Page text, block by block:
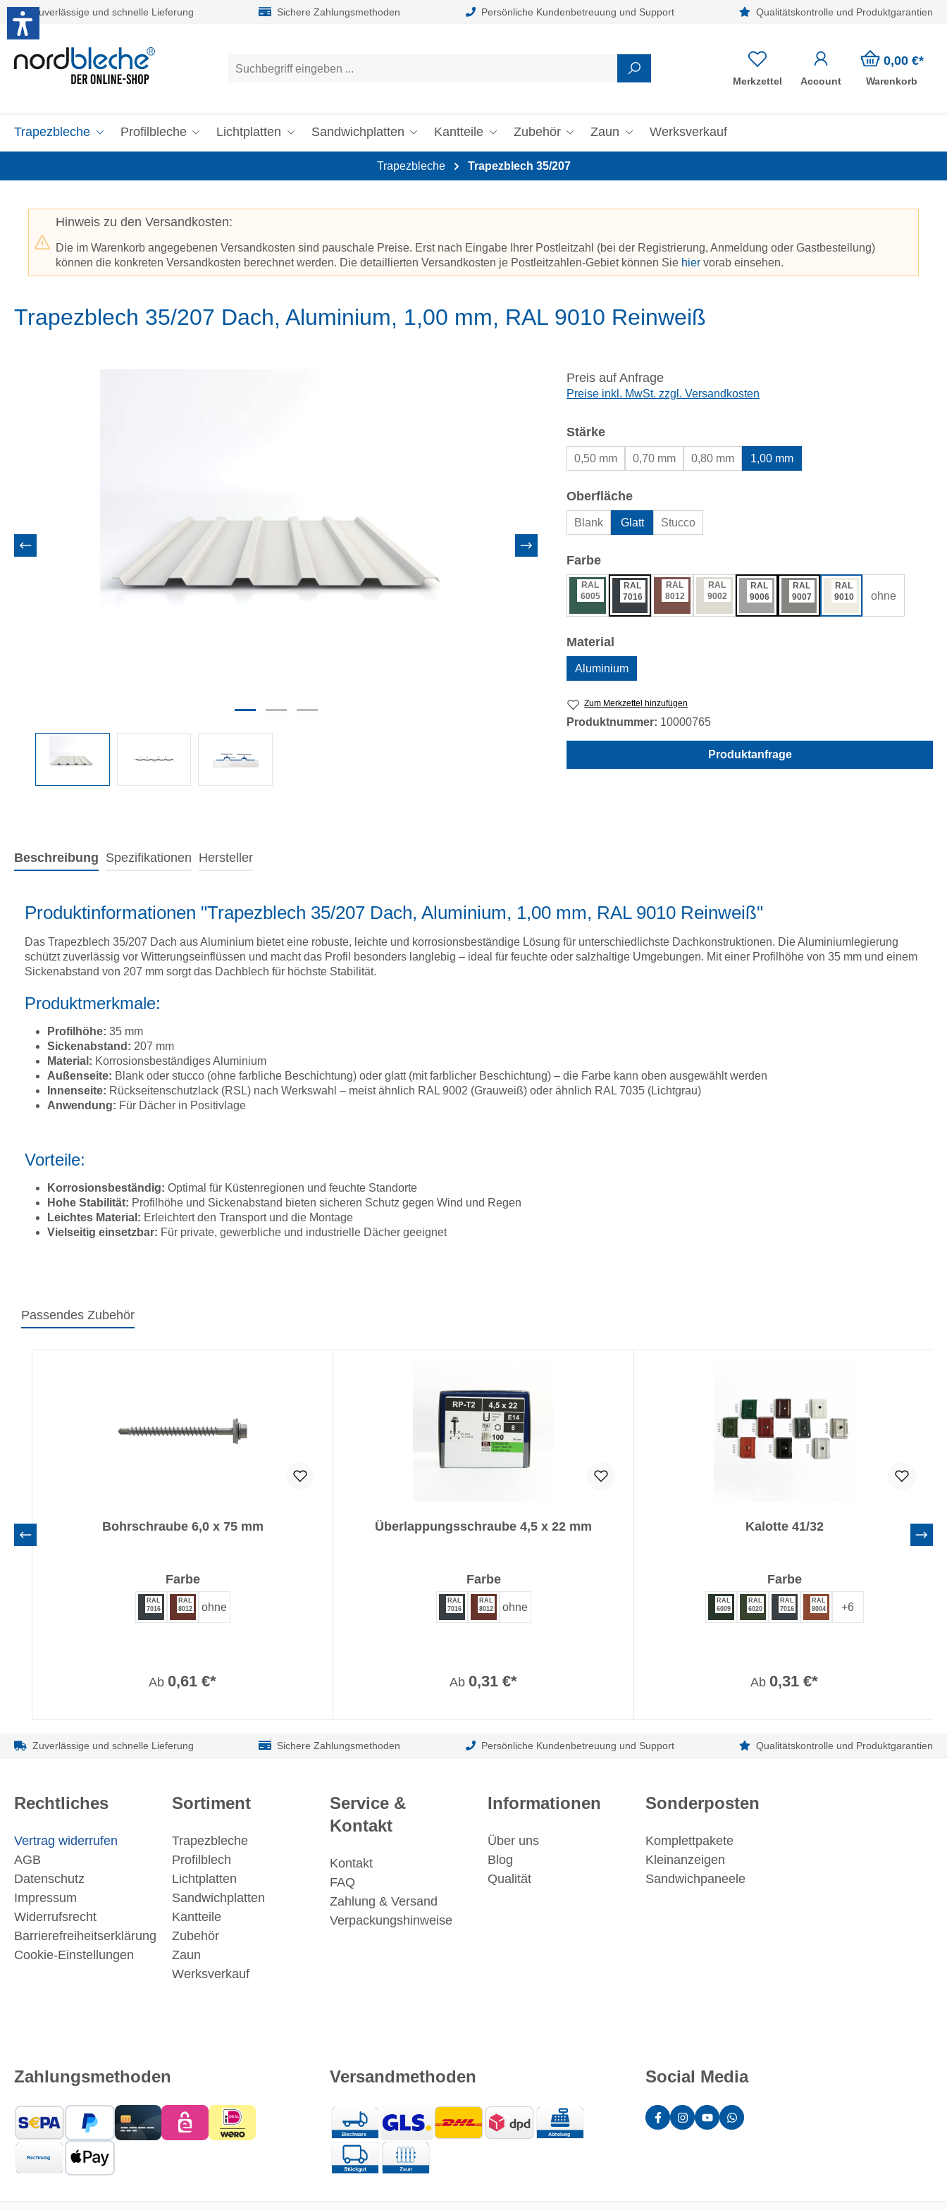
Hauptinhalt springen
Zur Suche springen
Zuverlässige und schnelle Lieferung Sichere Zahlungsmethoden Persönliche Kundenbetreuung und Support Qualitätskontrolle und Produktgarantien
Merkzettel Account
0,00 €*
Warenkorb
Trapezbleche Profilbleche Lichtplatten Sandwichplatten Kantteile Zubehör Zaun Werksverkauf
Trapezbleche Trapezblech 35/207
Hinweis zu den Versandkosten:
Die im Warenkorb angegebenen Versandkosten sind pauschale Preise. Erst nach Eingabe Ihrer Postleitzahl (bei der Registrierung, Anmeldung oder Gastbestellung)
können die konkreten Versandkosten berechnet werden. Die detaillierten Versandkosten je Postleitzahlen-Gebiet können Sie hier vorab einsehen.
Trapezblech 35/207 Dach, Aluminium, 1,00 mm, RAL 9010 Reinweiß
Preis auf Anfrage
Preise inkl. MwSt. zzgl. Versandkosten
Stärkeauswählen
0,50 mm 0,70 mm 0,80 mm 1,00 mm
Oberflächeauswählen
Blank Glatt Stucco
Farbeauswählen
RAL
6005
RAL
7016
RAL
8012
RAL
9002
RAL
9006
RAL
9007
RAL
9010
ohne
Material
Aluminium
Zum Merkzettel hinzufügen
Produktnummer: 10000765
Produktanfrage
Beschreibung Spezifikationen Hersteller
Produktinformationen "Trapezblech 35/207 Dach, Aluminium, 1,00 mm, RAL 9010 Reinweiß"
Das Trapezblech 35/207 Dach aus Aluminium bietet eine robuste, leichte und korrosionsbeständige Lösung für unterschiedlichste Dachkonstruktionen. Die Aluminiumlegierung
schützt zuverlässig vor Witterungseinflüssen und macht das Profil besonders langlebig – ideal für feuchte oder salzhaltige Umgebungen. Mit einer Profilhöhe von 35 mm und einem
Sickenabstand von 207 mm sorgt das Dachblech für höchste Stabilität.
Produktmerkmale:
Profilhöhe: 35 mm
Sickenabstand: 207 mm
Material: Korrosionsbeständiges Aluminium
Außenseite: Blank oder stucco (ohne farbliche Beschichtung) oder glatt (mit farblicher Beschichtung) – die Farbe kann oben ausgewählt werden
Innenseite: Rückseitenschutzlack (RSL) nach Werkswahl – meist ähnlich RAL 9002 (Grauweiß) oder ähnlich RAL 7035 (Lichtgrau)
Anwendung: Für Dächer in Positivlage
Vorteile:
Korrosionsbeständig: Optimal für Küstenregionen und feuchte Standorte
Hohe Stabilität: Profilhöhe und Sickenabstand bieten sicheren Schutz gegen Wind und Regen
Leichtes Material: Erleichtert den Transport und die Montage
Vielseitig einsetzbar: Für private, gewerbliche und industrielle Dächer geeignet
Passendes Zubehör
Bohrschraube 6,0 x 75 mm
Farbeauswählen
RAL
7016
RAL
8012
ohne
Ab 0,61 €*
Überlappungsschraube 4,5 x 22 mm
Farbeauswählen
RAL
7016
RAL
8012
ohne
Ab 0,31 €*
Kalotte 41/32
Farbeauswählen
RAL
6009
RAL
6020
RAL
7016
RAL
8004
+6
Ab 0,31 €*
Zuverlässige und schnelle Lieferung Sichere Zahlungsmethoden Persönliche Kundenbetreuung und Support Qualitätskontrolle und Produktgarantien
Rechtliches
Vertrag widerrufen
AGB
Datenschutz
Impressum
Widerrufsrecht
Barrierefreiheitserklärung
Cookie-Einstellungen
Sortiment
Trapezbleche
Profilblech
Lichtplatten
Sandwichplatten
Kantteile
Zubehör
Zaun
Werksverkauf
Service &
Kontakt
Kontakt
FAQ
Zahlung & Versand
Verpackungshinweise
Informationen
Über uns
Blog
Qualität
Sonderposten
Komplettpakete
Kleinanzeigen
Sandwichpaneele
Zahlungsmethoden Versandmethoden Social Media